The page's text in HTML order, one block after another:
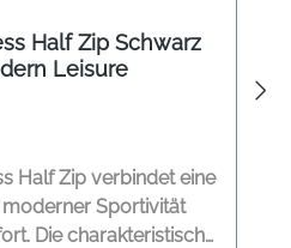
Half Zip Schwarz
Leisure
Half Zip verbindet eine
Sportivität
Die charakteristische